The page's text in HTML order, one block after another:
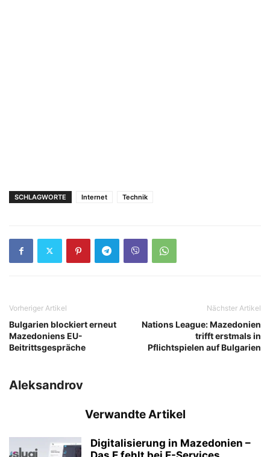
SCHLAGWORTE Internet Technik
Vorheriger Artikel
Bulgarien blockiert erneut
Mazedoniens EU-
Beitrittsgespräche
Nächster Artikel
Nations League: Mazedonien
trifft erstmals in
Pflichtspielen auf Bulgarien
Aleksandrov
Verwandte Artikel
Digitalisierung in Mazedonien –